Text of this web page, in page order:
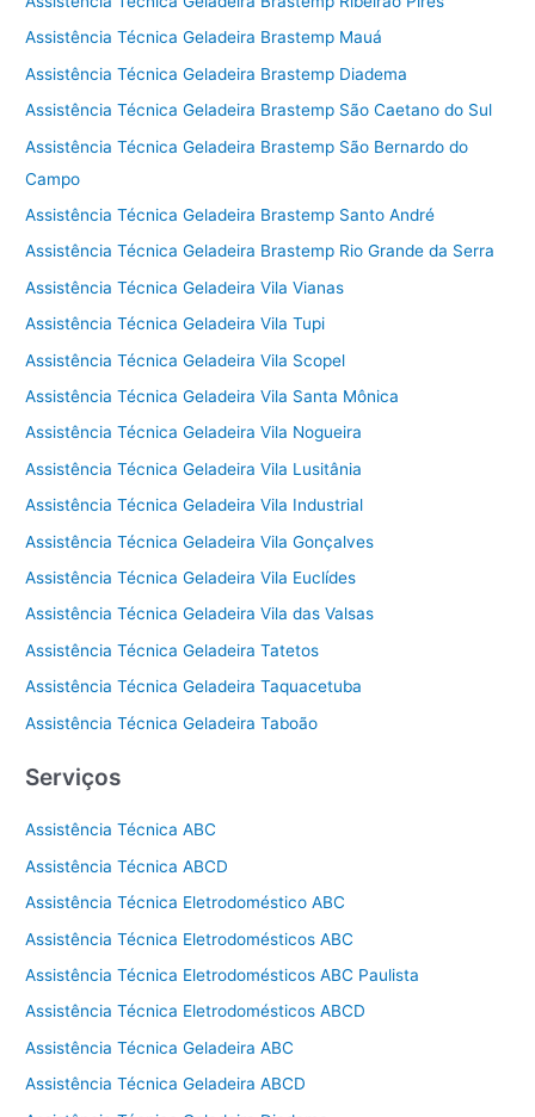
Assistência Técnica Geladeira Brastemp Mauá
Assistência Técnica Geladeira Brastemp Diadema
Assistência Técnica Geladeira Brastemp São Caetano do Sul
Assistência Técnica Geladeira Brastemp São Bernardo do
Campo
Assistência Técnica Geladeira Brastemp Santo André
Assistência Técnica Geladeira Brastemp Rio Grande da Serra
Assistência Técnica Geladeira Vila Vianas
Assistência Técnica Geladeira Vila Tupi
Assistência Técnica Geladeira Vila Scopel
Assistência Técnica Geladeira Vila Santa Mônica
Assistência Técnica Geladeira Vila Nogueira
Assistência Técnica Geladeira Vila Lusitânia
Assistência Técnica Geladeira Vila Industrial
Assistência Técnica Geladeira Vila Gonçalves
Assistência Técnica Geladeira Vila Euclídes
Assistência Técnica Geladeira Vila das Valsas
Assistência Técnica Geladeira Tatetos
Assistência Técnica Geladeira Taquacetuba
Assistência Técnica Geladeira Taboão
Serviços
Assistência Técnica ABC
Assistência Técnica ABCD
Assistência Técnica Eletrodoméstico ABC
Assistência Técnica Eletrodomésticos ABC
Assistência Técnica Eletrodomésticos ABC Paulista
Assistência Técnica Eletrodomésticos ABCD
Assistência Técnica Geladeira ABC
Assistência Técnica Geladeira ABCD